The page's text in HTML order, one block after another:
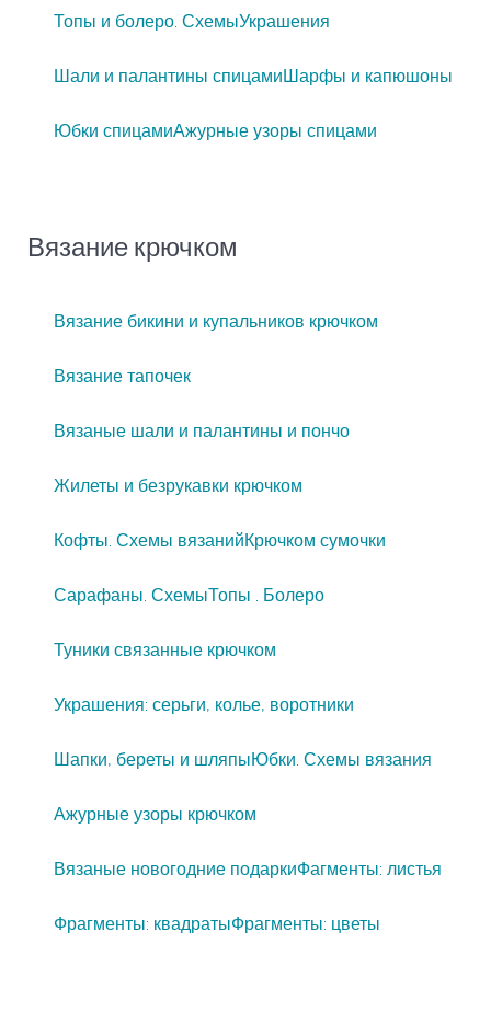
Топы и болеро. СхемыУкрашения
Шали и палантины спицамиШарфы и капюшоны
Юбки спицамиАжурные узоры спицами
Вязание крючком
Вязание бикини и купальников крючком
Вязание тапочек
Вязаные шали и палантины и пончо
Жилеты и безрукавки крючком
Кофты. Схемы вязанийКрючком сумочки
Сарафаны. СхемыТопы . Болеро
Туники связанные крючком
Украшения: серьги, колье, воротники
Шапки, береты и шляпыЮбки. Схемы вязания
Ажурные узоры крючком
Вязаные новогодние подаркиФагменты: листья
Фрагменты: квадратыФрагменты: цветы